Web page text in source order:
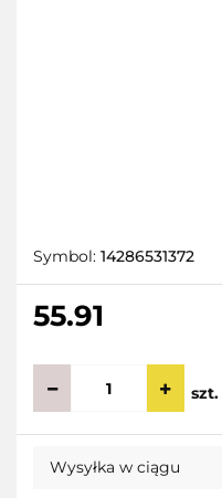
Symbol: 14286531372
55.91
szt.
Wysyłka w ciągu